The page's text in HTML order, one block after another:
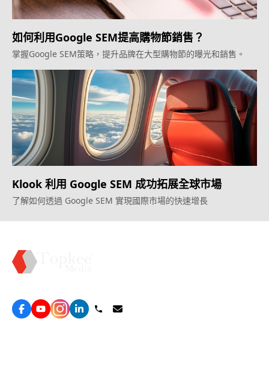
如何利用Google SEM提高購物節銷售？
掌握Google SEM策略，提升品牌在大型購物節的曝光和銷售。
Klook 利用 Google SEM 成功拓展全球市場
了解如何透過 Google SEM 實現國際市場的快速增長